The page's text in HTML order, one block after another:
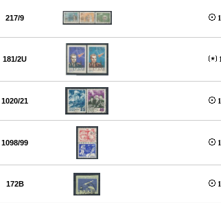
217/9
181/2U
1020/21
1098/99
172B